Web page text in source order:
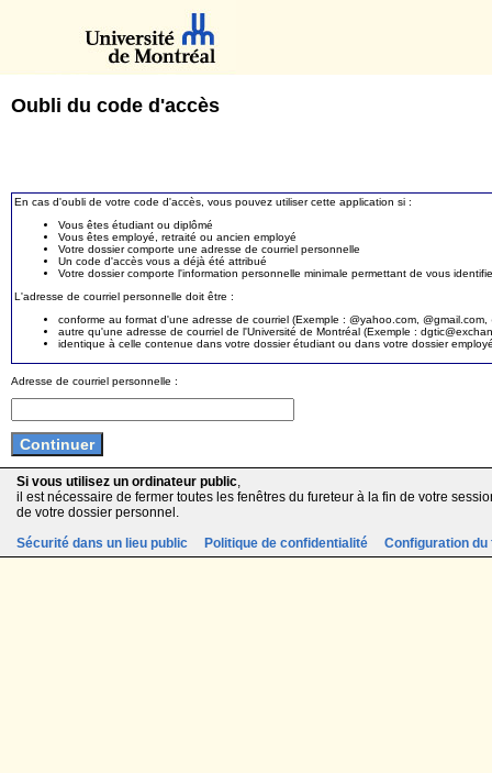
Oubli du code d'accès
En cas d'oubli de votre code d'accès, vous pouvez utiliser cette application si :
Vous êtes étudiant ou diplômé
Vous êtes employé, retraité ou ancien employé
Votre dossier comporte une adresse de courriel personnelle
Un code d'accès vous a déjà été attribué
Votre dossier comporte l'information personnelle minimale permettant de vous
L'adresse de courriel personnelle doit être :
conforme au format d'une adresse de courriel (Exemple : @yahoo.com,
autre qu'une adresse de courriel de l'Université de Montréal (Exemple :
identique à celle contenue dans votre dossier étudiant ou dans votre dossier
Adresse de courriel personnelle :
Si vous utilisez un ordinateur public,
il est nécessaire de fermer toutes les fenêtres du fureteur à la fin de votre
de votre dossier personnel.
Sécurité dans un lieu public
Politique de confidentialité Configuration du